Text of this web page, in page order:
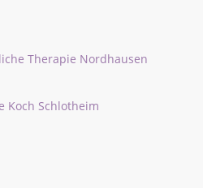
Therapie Nordhausen
Koch Schlotheim